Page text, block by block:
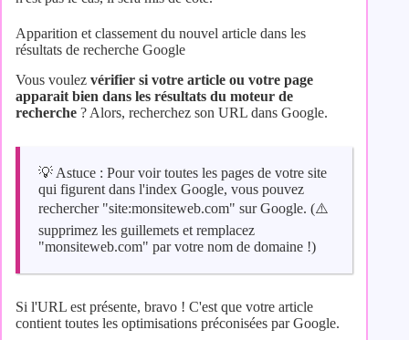
Apparition et classement du nouvel article dans les
résultats de recherche Google
Vous voulez vérifier si votre article ou votre page
apparait bien dans les résultats du moteur de
recherche ? Alors, recherchez son URL dans Google.
💡 Astuce : Pour voir toutes les pages de votre site
qui figurent dans l'index Google, vous pouvez
rechercher "site:monsiteweb.com" sur Google. (⚠️
supprimez les guillemets et remplacez
"monsiteweb.com" par votre nom de domaine !)
Si l'URL est présente, bravo ! C'est que votre article
contient toutes les optimisations préconisées par Google.